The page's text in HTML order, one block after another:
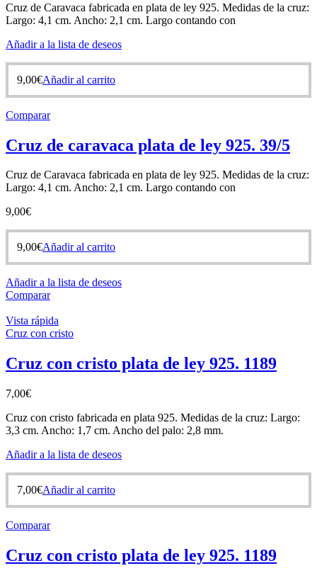
Cruz de Caravaca fabricada en plata de ley 925. Medidas de la cruz:
Largo: 4,1 cm. Ancho: 2,1 cm. Largo contando con
Añadir a la lista de deseos
9,00€Añadir al carrito
Comparar
Cruz de caravaca plata de ley 925. 39/5
Cruz de Caravaca fabricada en plata de ley 925. Medidas de la cruz:
Largo: 4,1 cm. Ancho: 2,1 cm. Largo contando con
9,00€
9,00€Añadir al carrito
Añadir a la lista de deseos
Comparar
Vista rápida
Cruz con cristo
Cruz con cristo plata de ley 925. 1189
7,00€
Cruz con cristo fabricada en plata 925. Medidas de la cruz: Largo:
3,3 cm. Ancho: 1,7 cm. Ancho del palo: 2,8 mm.
Añadir a la lista de deseos
7,00€Añadir al carrito
Comparar
Cruz con cristo plata de ley 925. 1189